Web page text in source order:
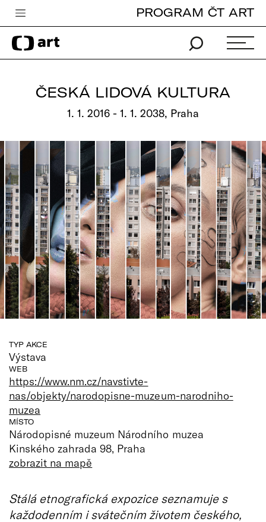
Česká televize
Zpravodajství
Pro děti
edu
Vše o ČT
PROGRAM ČT ART
ČESKÁ LIDOVÁ KULTURA
1. 1. 2016 - 1. 1. 2038, Praha
TYP AKCE
Výstava
WEB
https://www.nm.cz/navstivte-
nas/objekty/narodopisne-muzeum-narodniho-
muzea
MÍSTO
Národopisné muzeum Národního muzea
Kinského zahrada 98, Praha
zobrazit na mapě
Stálá etnografická expozice seznamuje s
každodenním i svátečním životem českého,